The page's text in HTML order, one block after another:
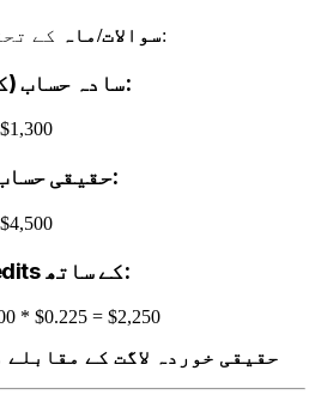
10,000 سوالات/ماہکے تحقیقی کام کے لیے:
سادہ حساب (کوئی دلیل ٹوکن نہیں):
حقیقی حساب (دلیل ٹوکن کے ساتھ):
50% رعایت پر AI Credits کے ساتھ:
* $0.225 = $2,250
حقیقی خوردہ لاگت کے مقابلے میں $2,250/